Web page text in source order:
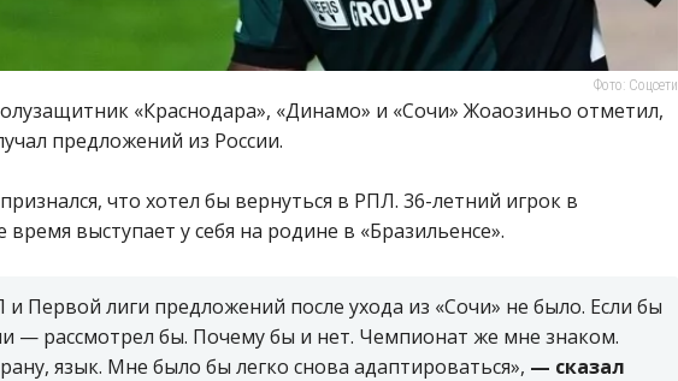
Фото: Соцсети
«Краснодара», «Динамо» и «Сочи» Жоаозиньо отметил,
предложений из России.
что хотел бы вернуться в РПЛ. 36-летний игрок в
время выступает у себя на родине в «Бразильенсе».
Первой лиги предложений после ухода из «Сочи» не было. Если бы
— рассмотрел бы. Почему бы и нет. Чемпионат же мне знаком.
язык. Мне было бы легко снова адаптироваться», — сказал